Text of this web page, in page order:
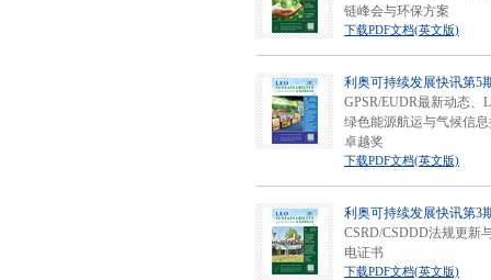
链峰会与环保方案
下载PDF文档(英文版)
利奥可持续发展快讯第5
GPSR/EUDR最新动态、
绿色能源航运与气候信
卓越奖
下载PDF文档(英文版)
利奥可持续发展快讯第3
CSRD/CSDDD法规更新
电证书
下载PDF文档(英文版)